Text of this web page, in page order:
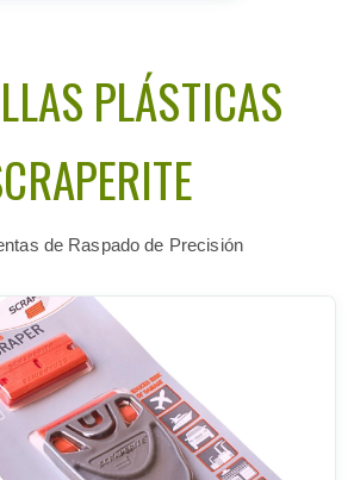
PLÁSTICAS
de Raspado de Precisión